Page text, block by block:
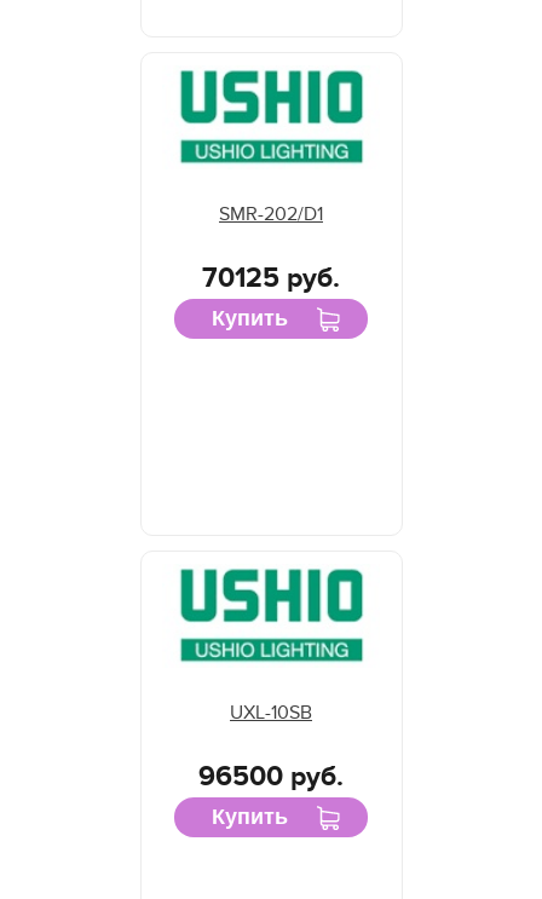
SMR-202/D1
70125 руб.
Купить
UXL-10SB
96500 руб.
Купить